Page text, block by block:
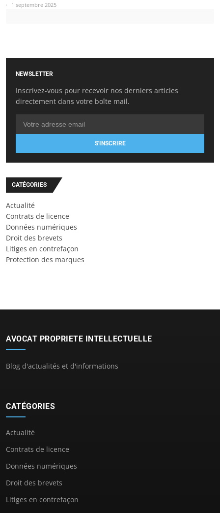
1 septembre 2025
NEWSLETTER
Inscrivez-vous pour recevoir nos derniers articles
directement dans votre boîte mail.
S'INSCRIRE
CATÉGORIES
Actualité
Contrats de licence
Données numériques
Droit des brevets
Litiges en contrefaçon
Protection des marques
AVOCAT PROPRIETE INTELLECTUELLE
Blog d'actualités et d'informations
CATÉGORIES
Actualité
Contrats de licence
Données numériques
Droit des brevets
Litiges en contrefaçon